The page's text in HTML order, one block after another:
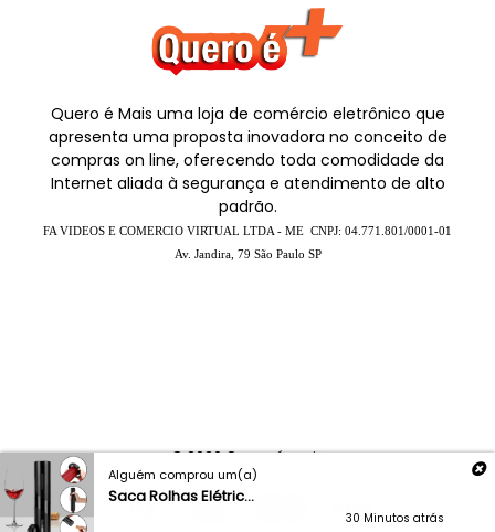
Quero é Mais uma loja de comércio eletrônico que
apresenta uma proposta inovadora no conceito de
compras on line, oferecendo toda comodidade da
Internet aliada à segurança e atendimento de alto
padrão.
FA VIDEOS E COMERCIO VIRTUAL LTDA - ME CNPJ: 04.771.801/0001-01
Av. Jandira, 79 São Paulo SP
© 2026Quero é mais
Alguém comprou um(a)
Saca Rolhas Elétric...
30 Minutos atrás